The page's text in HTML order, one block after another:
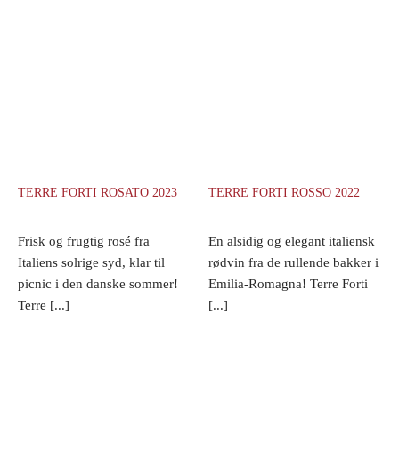
TERRE FORTI ROSATO 2023
Frisk og frugtig rosé fra
Italiens solrige syd, klar til
picnic i den danske sommer!
Terre [...]
TERRE FORTI ROSSO 2022
En alsidig og elegant italiensk
rødvin fra de rullende bakker i
Emilia-Romagna! Terre Forti
[...]